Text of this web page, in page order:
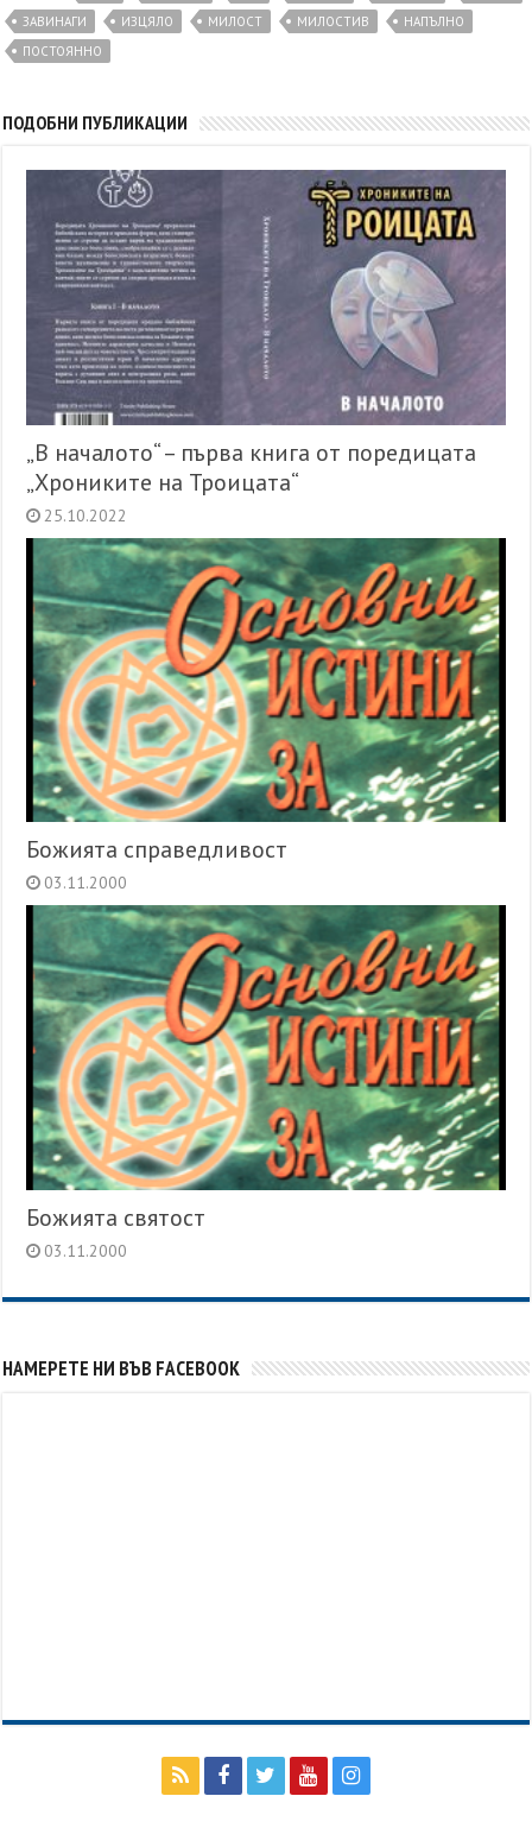
ЗАВИНАГИ
ИЗЦЯЛО МИЛОСТ МИЛОСТИВ
НАПЪЛНО
ПОСТОЯННО
ПОДОБНИ ПУБЛИКАЦИИ
„В началото“ – първа книга от поредицата
„Хрониките на Троицата“
25.10.2022
Божията справедливост
03.11.2000
Божията святост
03.11.2000
НАМЕРЕТЕ НИ ВЪВ FACEBOOK